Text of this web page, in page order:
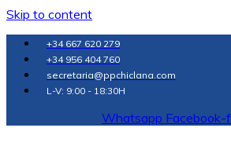
Skip to content
+34 667 620 279
+34 956 404 760
secretaria@ppchiclana.com
L-V: 9:00 - 18:30H
Whatsapp Facebook-f